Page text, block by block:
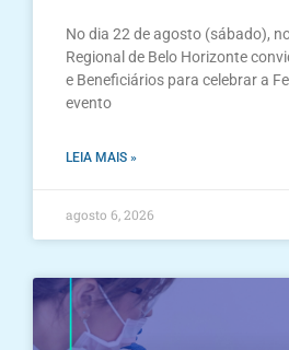
No dia 22 de agosto (sábado),
Regional de Belo Horizonte
e Beneficiários para celebrar a
evento
LEIA MAIS »
agosto 6, 2026